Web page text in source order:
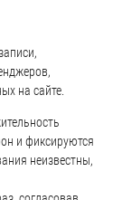
на сайте.
и фиксируются
неизвестны,